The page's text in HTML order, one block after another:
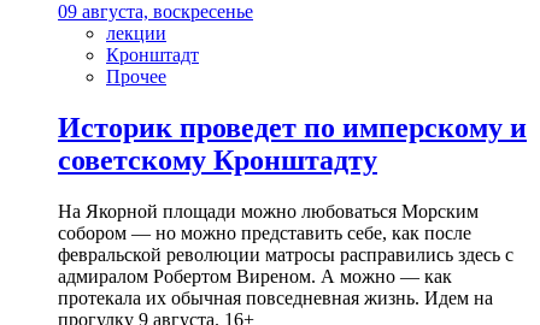
09 августа, воскресенье
лекции
Кронштадт
Прочее
Историк проведет по имперскому и
советскому Кронштадту
На Якорной площади можно любоваться Морским
собором — но можно представить себе, как после
февральской революции матросы расправились здесь с
адмиралом Робертом Виреном. А можно — как
протекала их обычная повседневная жизнь. Идем на
прогулку 9 августа. 16+